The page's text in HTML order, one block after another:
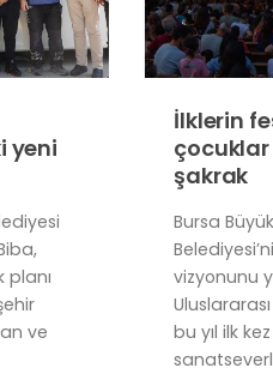
yeni
planı
ve
İlklerin
şakrak
Bursa
vizyonunu
bu yıl ilk